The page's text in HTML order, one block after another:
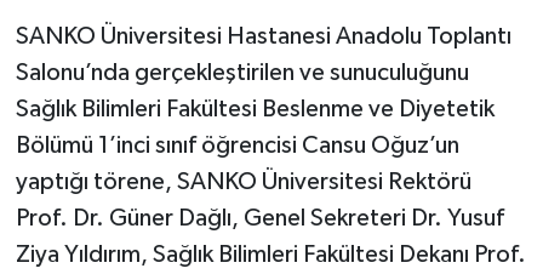
SANKO Üniversitesi Hastanesi Anadolu Toplantı
Salonu’nda gerçekleştirilen ve sunuculuğunu
Sağlık Bilimleri Fakültesi Beslenme ve Diyetetik
Bölümü 1’inci sınıf öğrencisi Cansu Oğuz’un
yaptığı törene, SANKO Üniversitesi Rektörü
Prof. Dr. Güner Dağlı, Genel Sekreteri Dr. Yusuf
Ziya Yıldırım, Sağlık Bilimleri Fakültesi Dekanı Prof.